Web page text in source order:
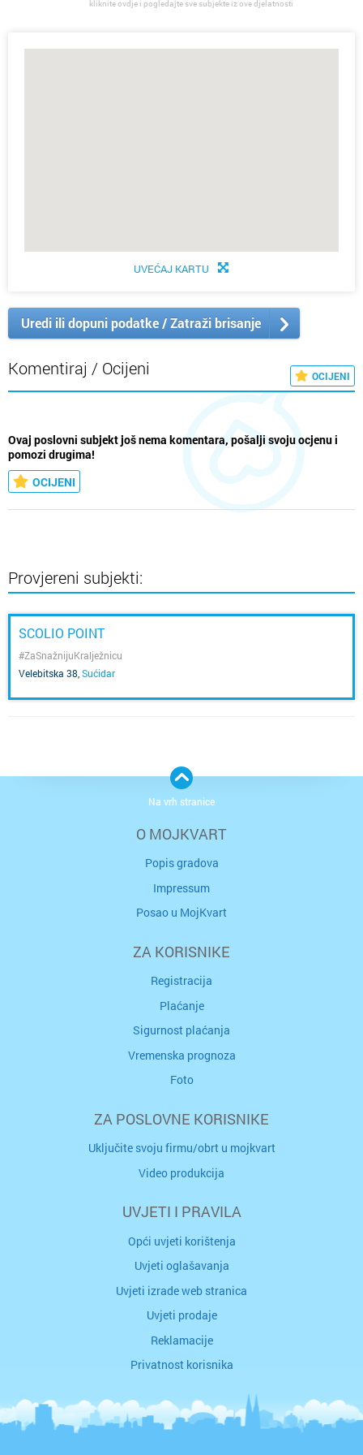
kliknite ovdje i pogledajte sve subjekte iz ove djelatnosti
UVEĆAJ KARTU
Uredi ili dopuni podatke / Zatraži brisanje
Komentiraj / Ocijeni OCIJENI
Ovaj poslovni subjekt još nema komentara, pošalji svoju ocjenu i
pomozi drugima!
OCIJENI
Provjereni subjekti:
SCOLIO POINT
#ZaSnažnijuKralježnicu
Velebitska 38 Sućidar
O MOJKVART
Popis gradova
Impressum
Posao u MojKvart
ZA KORISNIKE
Registracija
Plaćanje
Sigurnost plaćanja
Vremenska prognoza
Foto
ZA POSLOVNE KORISNIKE
Uključite svoju firmu/obrt u mojkvart
Video produkcija
UVJETI I PRAVILA
Opći uvjeti korištenja
Uvjeti oglašavanja
Uvjeti izrade web stranica
Uvjeti prodaje
Reklamacije
Privatnost korisnika
Na vrh stranice